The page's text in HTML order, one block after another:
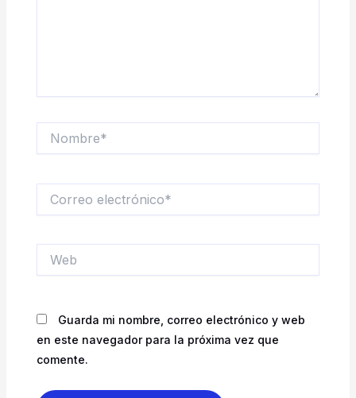
electrónico*
Guarda mi nombre, correo electrónico y web
en este navegador para la próxima vez que
comente.